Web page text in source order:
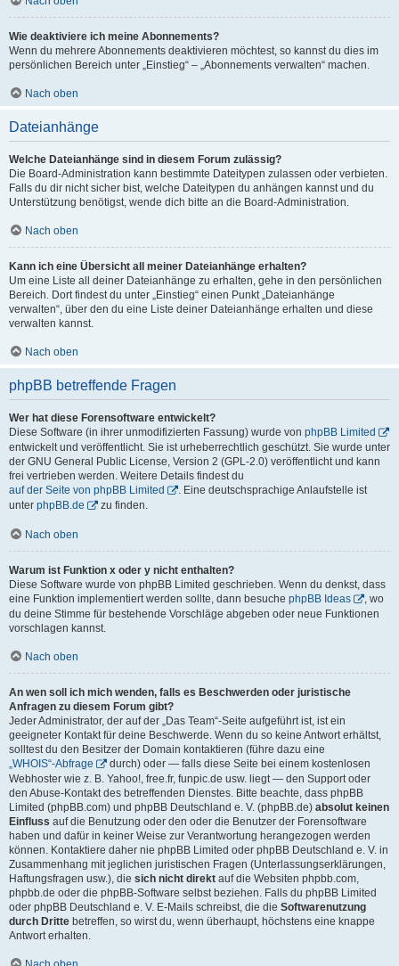
Wie deaktiviere ich meine Abonnements?
Wenn du mehrere Abonnements deaktivieren möchtest, so kannst du dies im
persönlichen Bereich unter „Einstieg“ – „Abonnements verwalten“ machen.
Nach oben
Dateianhänge
Welche Dateianhänge sind in diesem Forum zulässig?
Die Board-Administration kann bestimmte Dateitypen zulassen oder verbieten.
Falls du dir nicht sicher bist, welche Dateitypen du anhängen kannst und du
Unterstützung benötigst, wende dich bitte an die Board-Administration.
Nach oben
Kann ich eine Übersicht all meiner Dateianhänge erhalten?
Um eine Liste all deiner Dateianhänge zu erhalten, gehe in den persönlichen
Bereich. Dort findest du unter „Einstieg“ einen Punkt „Dateianhänge
verwalten“, über den du eine Liste deiner Dateianhänge erhalten und diese
verwalten kannst.
Nach oben
phpBB betreffende Fragen
Wer hat diese Forensoftware entwickelt?
Diese Software (in ihrer unmodifizierten Fassung) wurde von phpBB Limited
entwickelt und veröffentlicht. Sie ist urheberrechtlich geschützt. Sie wurde unter
der GNU General Public License, Version 2 (GPL-2.0) veröffentlicht und kann
frei vertrieben werden. Weitere Details findest du
auf der Seite von phpBB Limited
. Eine deutschsprachige Anlaufstelle ist
unter phpBB.de zu finden.
Nach oben
Warum ist Funktion x oder y nicht enthalten?
Diese Software wurde von phpBB Limited geschrieben. Wenn du denkst, dass
eine Funktion implementiert werden sollte, dann besuche phpBB Ideas
, wo
du deine Stimme für bestehende Vorschläge abgeben oder neue Funktionen
vorschlagen kannst.
Nach oben
An wen soll ich mich wenden, falls es Beschwerden oder juristische
Anfragen zu diesem Forum gibt?
Jeder Administrator, der auf der „Das Team“-Seite aufgeführt ist, ist ein
geeigneter Kontakt für deine Beschwerde. Wenn du so keine Antwort erhältst,
solltest du den Besitzer der Domain kontaktieren (führe dazu eine
„WHOIS“-Abfrage
durch) oder — falls diese Seite bei einem kostenlosen
Webhoster wie z. B. Yahoo!, free.fr, funpic.de usw. liegt — den Support oder
den Abuse-Kontakt des betreffenden Dienstes. Bitte beachte, dass phpBB
Limited (phpBB.com) und phpBB Deutschland e. V. (phpBB.de) absolut keinen
Einfluss auf die Benutzung oder den oder die Benutzer der Forensoftware
haben und dafür in keiner Weise zur Verantwortung herangezogen werden
können. Kontaktiere daher nie phpBB Limited oder phpBB Deutschland e. V. in
Zusammenhang mit jeglichen juristischen Fragen (Unterlassungserklärungen,
Haftungsfragen usw.), die sich nicht direkt auf die Websiten phpbb.com,
phpbb.de oder die phpBB-Software selbst beziehen. Falls du phpBB Limited
oder phpBB Deutschland e. V. E-Mails schreibst, die die Softwarenutzung
durch Dritte betreffen, so wirst du, wenn überhaupt, höchstens eine knappe
Antwort erhalten.